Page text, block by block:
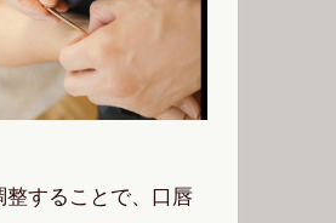
することで、口唇